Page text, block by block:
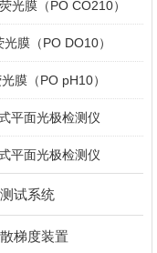
光膜（PO CO210）
光膜（PO DO10）
膜（PO pH10）
平面光极检测仪
平面光极检测仪
试系统
梯度装置